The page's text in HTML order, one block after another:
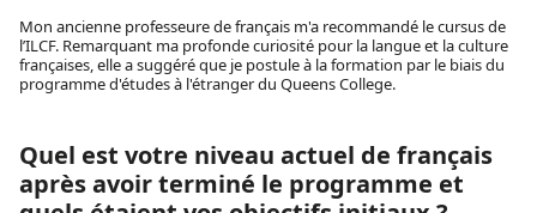
Mon ancienne professeure de français m'a recommandé le cursus de
l’ILCF. Remarquant ma profonde curiosité pour la langue et la culture
françaises, elle a suggéré que je postule à la formation par le biais du
programme d'études à l'étranger du Queens College.
Quel est votre niveau actuel de français
après avoir terminé le programme et